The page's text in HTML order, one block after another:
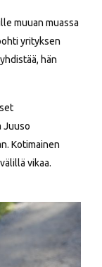
muuan muassa
yrityksen
hän
Juuso
Kotimainen
vikaa.